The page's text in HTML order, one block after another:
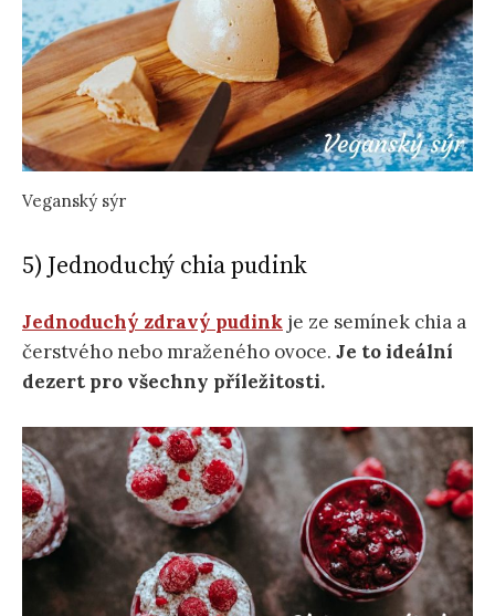
Veganský sýr
5) Jednoduchý chia pudink
Jednoduchý zdravý pudink je ze semínek chia a
čerstvého nebo mraženého ovoce. Je to ideální
dezert pro všechny příležitosti.